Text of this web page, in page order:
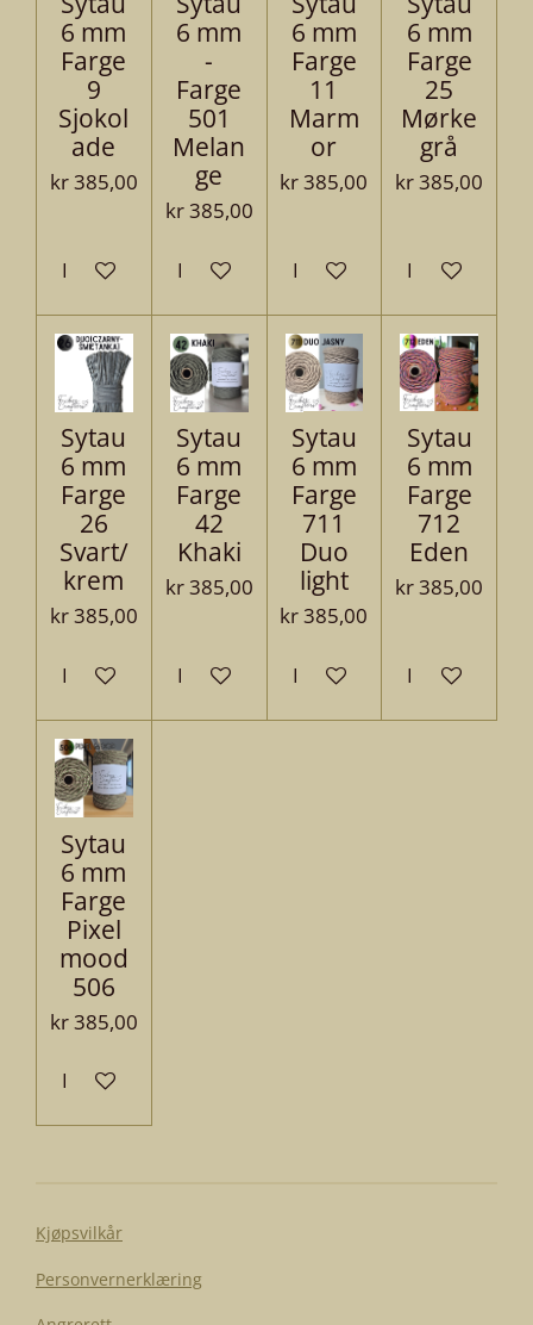
6 mm
Farge
9
Sjokol
ade
kr 385,00
Legg til handlevogn
6 mm
-
Farge
501
Melan
ge
kr 385,00
Legg til handlevogn
6 mm
Farge
11
Marm
or
kr 385,00
Legg til handlevogn
6 mm
Farge
25
Mørke
grå
kr 385,00
Legg til
Sytau
6 mm
Farge
26
Svart/
krem
kr 385,00
Legg til handlevogn
Sytau
6 mm
Farge
42
Khaki
kr 385,00
Legg til handlevogn
Sytau
6 mm
Farge
711
Duo
light
kr 385,00
Legg til handlevogn
Sytau
6 mm
Farge
712
Eden
kr 385,00
Legg til
Sytau
6 mm
Farge
Pixel
mood
506
kr 385,00
Legg til handlevogn
Kjøpsvilkår
Personvernerklæring